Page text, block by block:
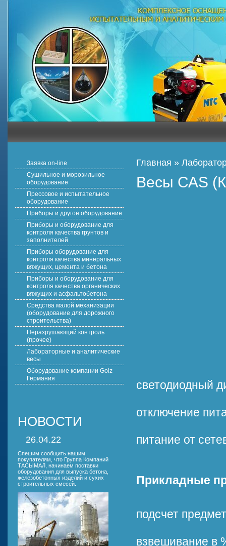
Заявка on-line
Сушильное и морозильное
оборудование
Прессовое и испытательное
оборудование
Приборы и другое оборудование
Приборы и оборудование для
контроля качества грунтов и
заполнителей
Приборы оборудование для
контроля качества минеральных
вяжущих, цемента и бетона
Приборы и оборудование для
контроля качества органических
вяжущих и асфальтобетона
Средства малой механизации
(оборудование для дорожного
строительства)
Неразрушающий контроль
(прочее)
Лабораторные и аналитические
весы
Оборудование компании Golz
Германия
НОВОСТИ
26.04.22
Спешим сообщить нашим
покупателям, что Группа Компаний
ТАСЫМАЛ, начинаем поставки
оборудования для выпуска бетона,
железобетонных изделий и сухих
строительных смесей.
Главная »
Весы САS
светодиодный
отключение
питание от
Прикладные
подсчет
взвешивание в